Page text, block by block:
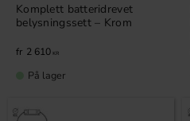
Komplett batteridrevet
belysningssett – Krom
2 610 KR
På lager